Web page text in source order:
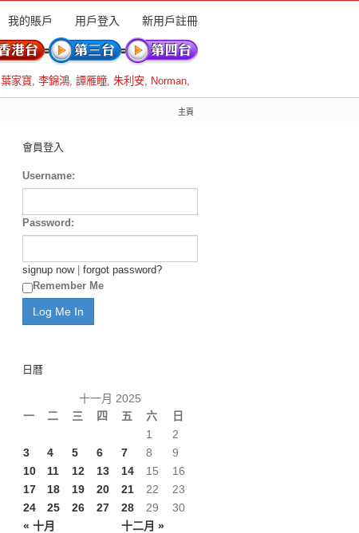
我的賬戶 用戶登入 新用戶註冊
葉家寶, 李錦鴻, 譚雁瞳, 朱利安, Norman,
主頁
會員登入
Username:
Password:
signup now| forgot password?
Remember Me
日曆
十一月 2025
一
二 三 四 五 六 日
« 十月 十二月 »
1
2
3
4 5 6 7 8
9
10
11 12 13 14 15
16
17
18 19 20 21 22
23
24
25 26 27 28 29 30